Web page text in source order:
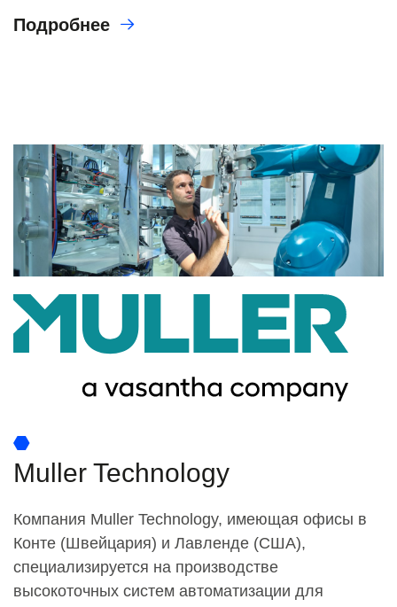
Подробнее
Muller Technology
Компания Muller Technology, имеющая офисы в
Конте (Швейцария) и Лавленде (США),
специализируется на производстве
высокоточных систем автоматизации для